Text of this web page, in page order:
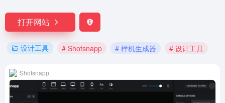
打开网站
设计工具 # Shotsnapp # 样机生成器 # 设计工具
Shotsnapp